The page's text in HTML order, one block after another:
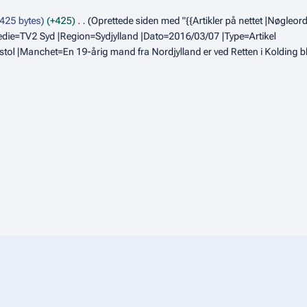
425 bytes +425
Oprettede siden med "{{Artikler på nettet
Syd |Region=Sydjylland |Dato=2016/03/07 |Type=Artikel
|Manchet=En 19-årig mand fra Nordjylland er ved Retten i Kolding